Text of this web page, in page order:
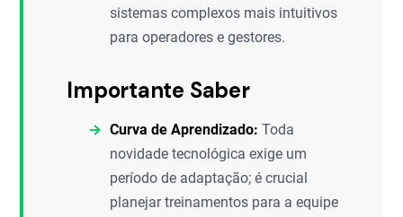
sistemas complexos mais intuitivos
para operadores e gestores.
Importante Saber
Curva de Aprendizado: Toda
novidade tecnológica exige um
período de adaptação; é crucial
planejar treinamentos para a equipe